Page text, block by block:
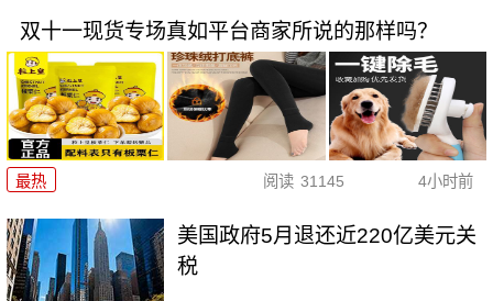
双十一现货专场真如平台商家所说的那样吗？
最热 阅读 31145 4小时前
美国政府5月退还近220亿美元关
税